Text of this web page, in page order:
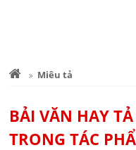
Miêu tả
BẢI VĂN HAY
TRONG TÁC